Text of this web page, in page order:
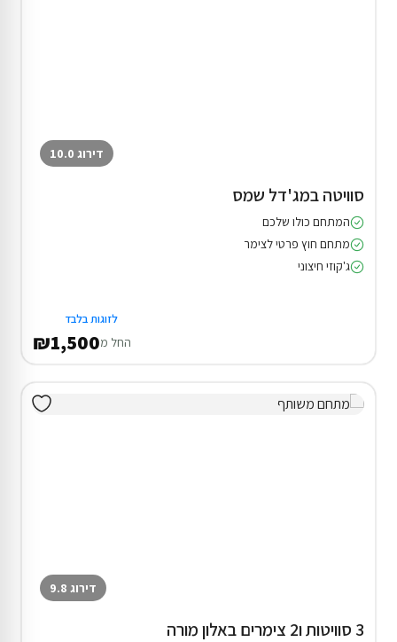
דירוג 10.0
סוויטה במג'דל שמס
המתחם כולו שלכם
מתחם חוץ פרטי לצימר
ג'קוזי חיצוני
לזוגות בלבד
החל מ₪1,500
דירוג 9.8
3 סוויטות ו2 צימרים באלון מורה